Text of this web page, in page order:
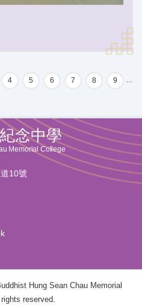
4 5 6 7 8 9 …
念中學
Memorial College
10號
Hung Sean Chau Memorial
reserved.